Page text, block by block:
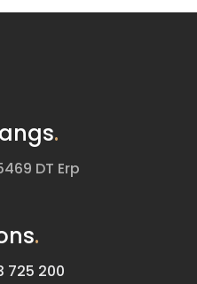
.
DT Erp
.
725 200